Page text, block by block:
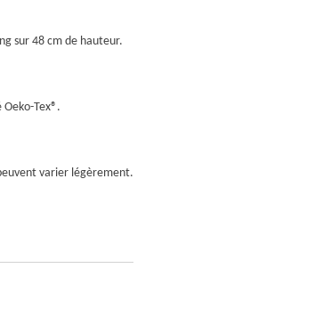
sur 48 cm de hauteur.
Tex®.
varier légèrement.